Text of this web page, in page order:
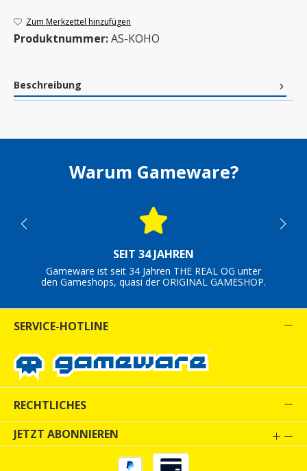
Zum Merkzettel hinzufügen
Produktnummer:AS-KOHO
Beschreibung
Warum Gameware?
SEIT 34 JAHREN
Gameware ist seit 34 Jahren THE REAL OG unter
den Gameshops, quasi der ORIGINAL GAMESHOP.
SERVICE-HOTLINE
RECHTLICHES
JETZT ABONNIEREN